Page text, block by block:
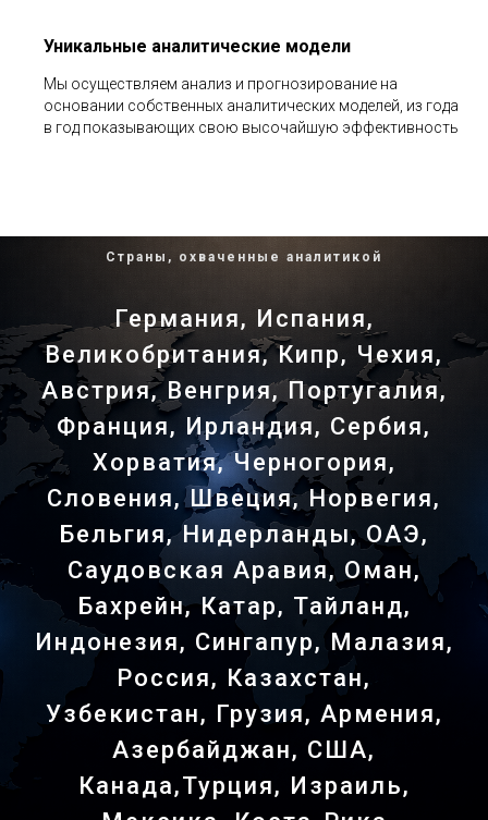
Уникальные аналитические модели
Мы осуществляем анализ и прогнозирование на
основании собственных аналитических моделей, из года
в год показывающих свою высочайшую эффективность
Германия, Испания,
Великобритания, Кипр, Чехия,
Австрия, Венгрия, Португалия,
Франция, Ирландия, Сербия,
Хорватия, Черногория,
Словения, Швеция, Норвегия,
Бельгия, Нидерланды, ОАЭ,
Саудовская Аравия, Оман,
Бахрейн, Катар, Тайланд,
Индонезия, Сингапур, Малазия,
Россия, Казахстан,
Узбекистан, Грузия, Армения,
Азербайджан, США,
Канада,Турция, Израиль,
Страны, охваченные аналитикой